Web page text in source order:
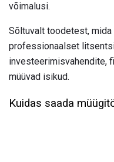
võimalusi.
Sõltuvalt toodetest,
professionaalset
investeerimisvahendite,
müüvad isikud.
Kuidas saada